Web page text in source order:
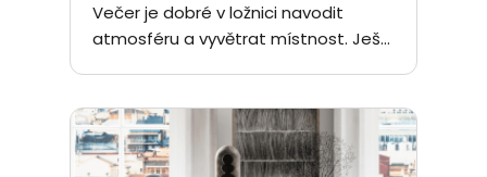
Večer je dobré v ložnici navodit
atmosféru a vyvětrat místnost. Ješ...